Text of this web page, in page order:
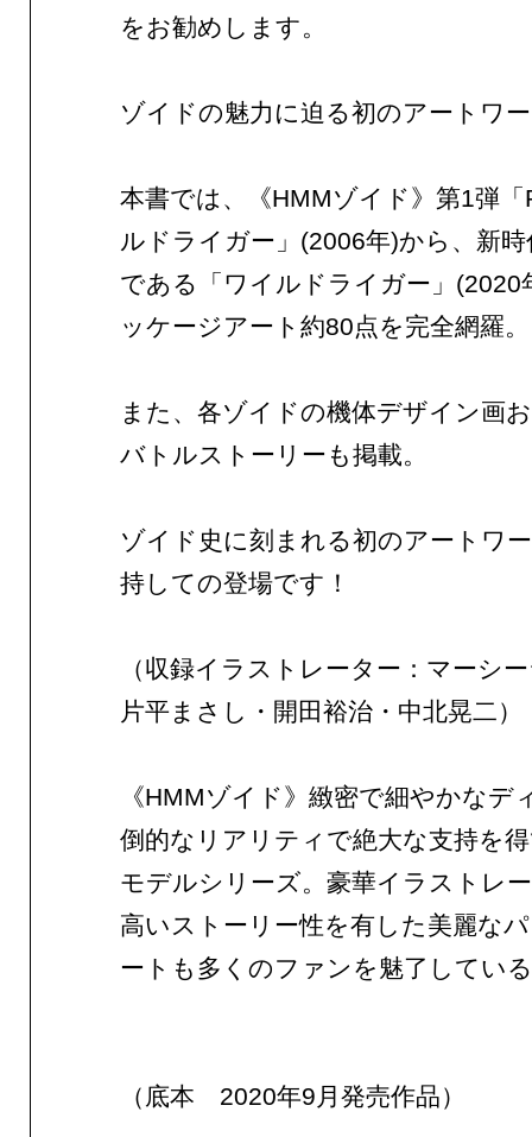
をお勧めします。
ゾイドの魅力に迫る初のアートワ
本書では、《HMMゾイド》第1弾
ルドライガー」(2006年)から、新
である「ワイルドライガー」(2020
ッケージアート約80点を完全網羅。
また、各ゾイドの機体デザイン画
バトルストーリーも掲載。
ゾイド史に刻まれる初のアートワ
持しての登場です！
（収録イラストレーター：マーシ
片平まさし・開田裕治・中北晃二）
《HMMゾイド》緻密で細やかなデ
倒的なリアリティで絶大な支持を
モデルシリーズ。豪華イラストレ
高いストーリー性を有した美麗な
ートも多くのファンを魅了してい
（底本 2020年9月発売作品）